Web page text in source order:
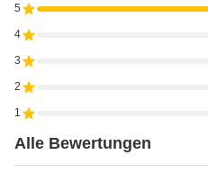
5
4
3
2
1
Alle Bewertungen